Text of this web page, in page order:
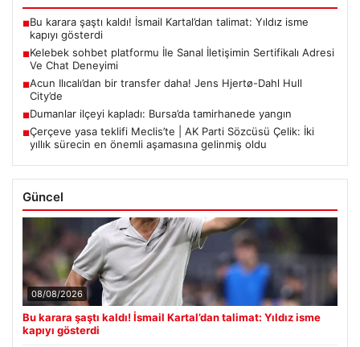
■Bu karara şaştı kaldı! İsmail Kartal’dan talimat: Yıldız isme
kapıyı gösterdi
■Kelebek sohbet platformu İle Sanal İletişimin Sertifikalı Adresi
Ve Chat Deneyimi
■Acun Ilıcalı’dan bir transfer daha! Jens Hjertø-Dahl Hull
City’de
■Dumanlar ilçeyi kapladı: Bursa’da tamirhanede yangın
■Çerçeve yasa teklifi Meclis’te | AK Parti Sözcüsü Çelik: İki
yıllık sürecin en önemli aşamasına gelinmiş oldu
Güncel
08/08/2026
Bu karara şaştı kaldı! İsmail Kartal’dan talimat: Yıldız isme
kapıyı gösterdi